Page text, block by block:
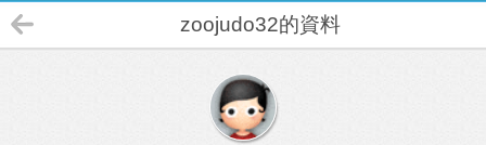
zoojudo32的資料